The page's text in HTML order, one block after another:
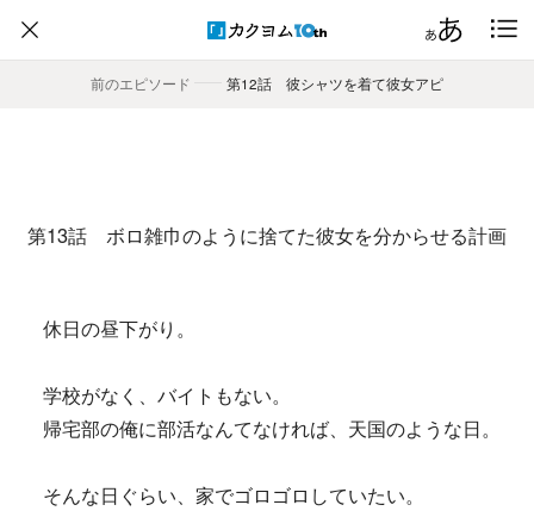
前のエピソード
―― 第12話 彼シャツを着て彼女アピ
第13話 ボロ雑巾のように捨てた彼女を分からせる計画
休日の昼下がり。
学校がなく、バイトもない。
帰宅部の俺に部活なんてなければ、天国のような日。
そんな日ぐらい、家でゴロゴロしていたい。